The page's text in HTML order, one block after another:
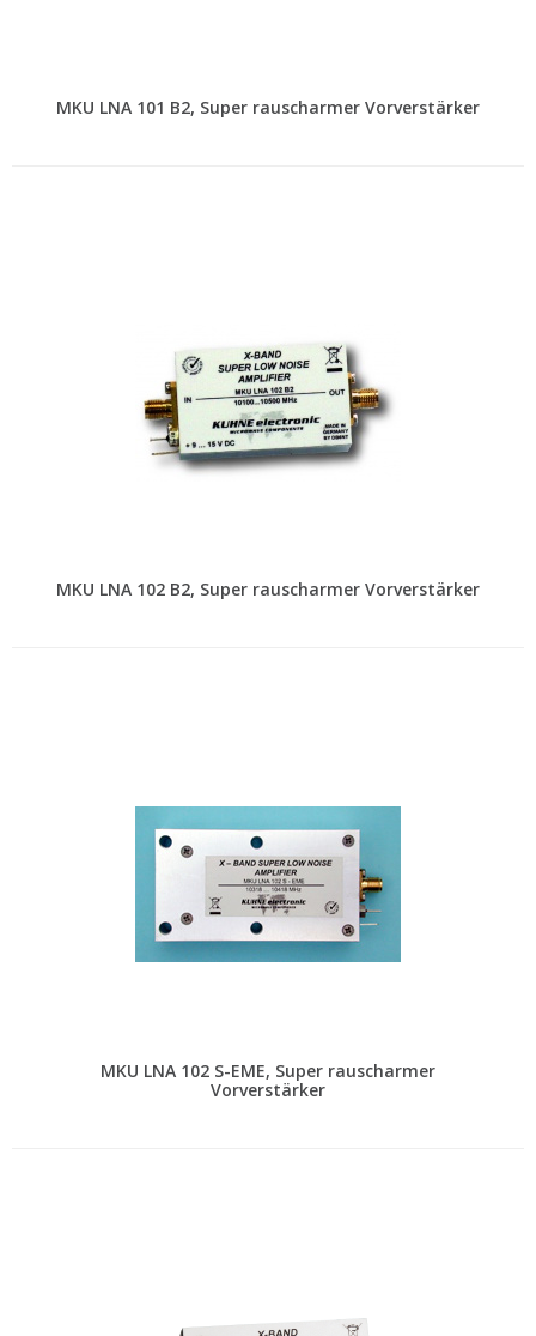
MKU LNA 101 B2, Super rauscharmer Vorverstärker
MKU LNA 102 B2, Super rauscharmer Vorverstärker
MKU LNA 102 S-EME, Super rauscharmer
Vorverstärker